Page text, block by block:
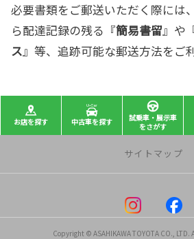
必要書類をご郵送いただく際には
ら配達記録の残る『簡易書留』や
ス』等、追跡可能な郵送方法をご
お店を探す 中古車を探す
試乗車・展示車
をさがす
サイトマップ
Copyright © ASAHIKAWA TOYOTA CO., LTD.